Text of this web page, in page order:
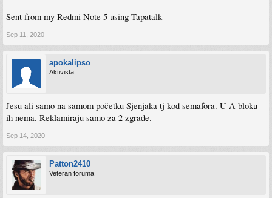
Sent from my Redmi Note 5 using Tapatalk
Sep 11, 2020
apokalipso
Aktivista
Jesu ali samo na samom početku Sjenjaka tj kod semafora. U A bloku
ih nema. Reklamiraju samo za 2 zgrade.
Sep 14, 2020
Patton2410
Veteran foruma